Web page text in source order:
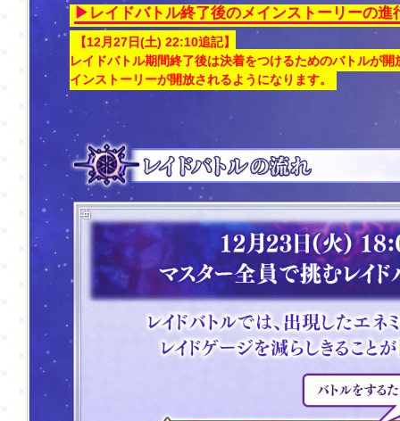
レイドバトル終了後のメインストーリーの進
【12月27日(土) 22:10追記】
レイドバトル期間終了後は決着をつけるためのバトルが
インストーリーが開放されるようになります。